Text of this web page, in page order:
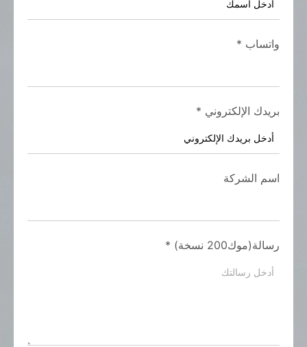
واتساب *
بريدك الإلكتروني *
اسم الشركة
رسالة(موك200 نسخة) *